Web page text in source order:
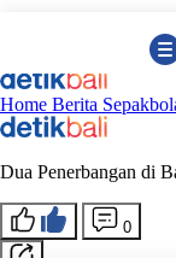
Home Berita
Dua Penerbangan di
0